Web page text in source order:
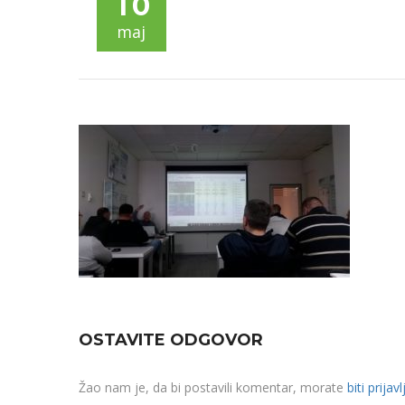
maj
OSTAVITE ODGOVOR
Žao nam je, da bi postavili komentar, morate biti